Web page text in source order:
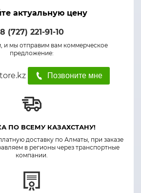
актуальную цену
8 (727) 221-91-10
и мы отправим вам коммерческое
предложение:
Позвоните мне
ПО ВСЕМУ КАЗАХСТАНУ!
доставку по Алматы, при заказе
в регионы через транспортные
компании.